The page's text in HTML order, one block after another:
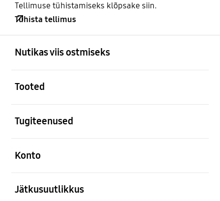
Tellimuse tühistamiseks klõpsake siin.
Tühista tellimus
Nutikas viis ostmiseks
Tooted
Tugiteenused
Konto
Jätkusuutlikkus